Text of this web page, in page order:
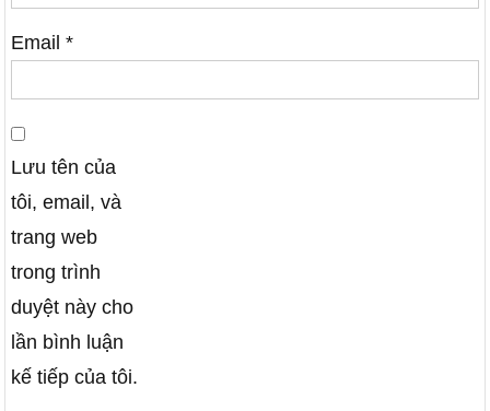
Email*
Lưu tên của
tôi, email, và
trang web
trong trình
duyệt này cho
lần bình luận
kế tiếp của tôi.